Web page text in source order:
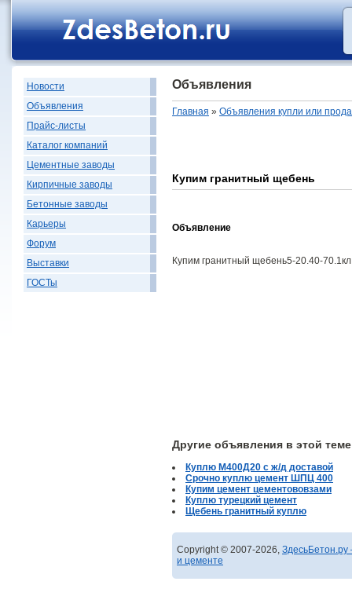
Новости
Объявления
Прайс-листы
Каталог компаний
Цементные заводы
Кирпичные заводы
Бетонные заводы
Карьеры
Форум
Выставки
ГОСТы
Объявления
Главная » Объявления купли или
Купим гранитный щебень
Объявление
Купим гранитный щебень5-20.40-
Другие объявления в этой теме
Куплю М400Д20 с ж/д доставой
Срочно куплю цемент ШПЦ 400
Купим цемент цементововзами
Куплю турецкий цемент
Щебень гранитный куплю
Copyright © 2007-2026,
и цементе